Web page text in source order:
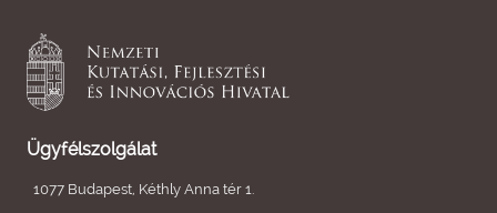
Ügyfélszolgálat
1077 Budapest, Kéthly Anna tér 1.